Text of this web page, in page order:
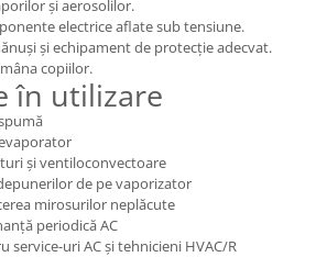
și aerosolilor.
electrice aflate sub tensiune.
și echipament de protecție adecvat.
copiilor.
în utilizare
și ventiloconvectoare
de pe vaporizator
mirosurilor neplăcute
periodică AC
service-uri AC și tehnicieni HVAC/R